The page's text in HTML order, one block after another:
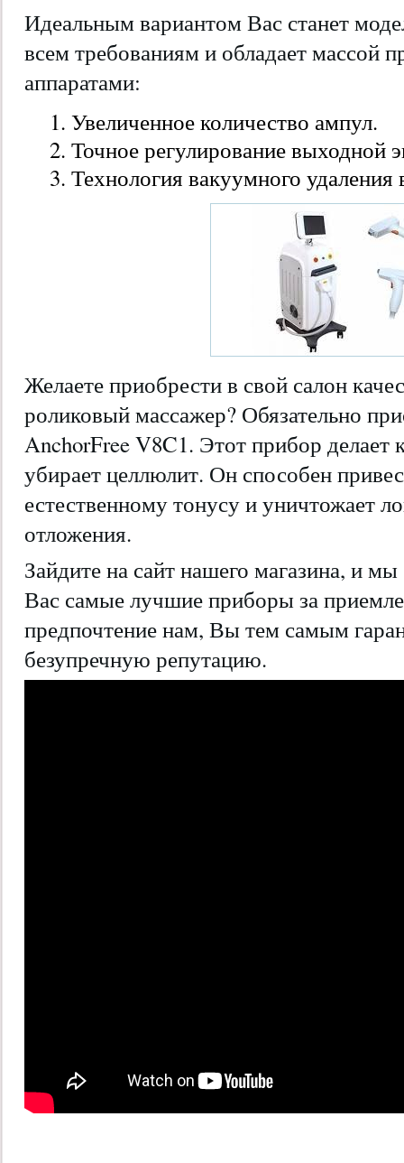
Идеальным вариантом Вас станет
всем требованиям и обладает массой
аппаратами:
Увеличенное количество ампул.
Точное регулирование выходной
Технология вакуумного удаления
Желаете приобрести в свой салон
роликовый массажер? Обязательно
AnchorFree V8C1. Этот прибор делает
убирает целлюлит. Он способен
естественному тонусу и уничтожает
отложения.
Зайдите на сайт нашего магазина, и
Вас самые лучшие приборы за
предпочтение нам, Вы тем самым
безупречную репутацию.